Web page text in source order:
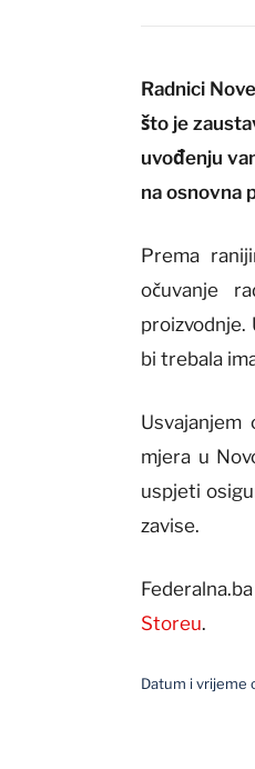
Radnici
što je
uvođenju
na osnovna
Prema
očuvanje
proizvodnje.
bi trebala
Usvajanjem
mjera u
uspjeti
zavise.
Storeu.
Datum i vrijeme